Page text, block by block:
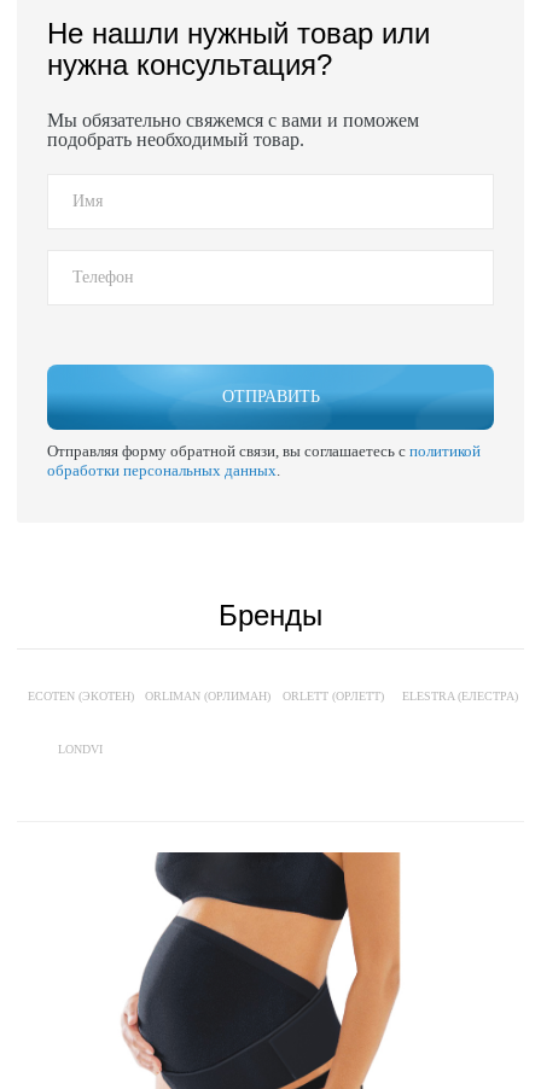
Не нашли нужный товар или
нужна консультация?
Мы обязательно свяжемся с вами и поможем
подобрать необходимый товар.
ОТПРАВИТЬ
Отправляя форму обратной связи, вы соглашаетесь сполитикой
обработки персональных данных.
Бренды
ECOTEN (ЭКОТЕН) ORLIMAN (ОРЛИМАН) ORLETT (ОРЛЕТТ) ELESTRA (ЕЛЕСТРА)
LONDVI